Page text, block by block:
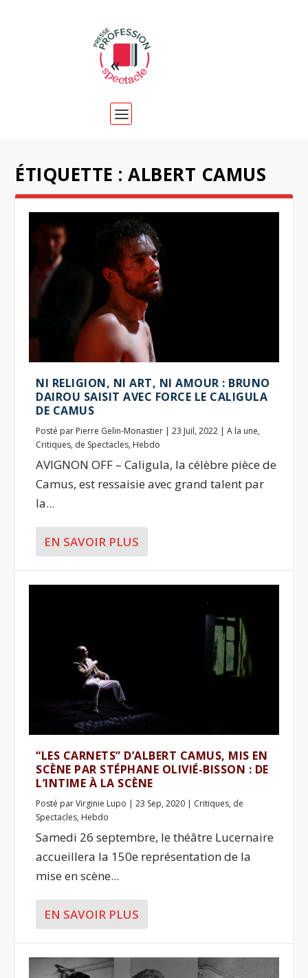
ÉTIQUETTE :ALBERT CAMUS
NI RELIGION, NI ART, NI AMOUR : BRUNO
DAIROU SAISIT AVEC FORCE LE CALIGULA
DE CAMUS
Posté par Pierre Gelin-Monastier |23 Juil, 2022 |A la une,
Critiques, de Spectacles, Hebdo
AVIGNON OFF – Caligula, la célèbre pièce de
Camus, est ressaisie avec grand talent par
la...
EN SAVOIR PLUS
“LES CARNETS” D’ALBERT CAMUS, MIS EN
SCÈNE PAR STÉPHANE OLIVIÉ-BISSON : DE
L’INTIME À LA SCÈNE
Posté parVirginie Lupo |23 Sep, 2020 | Critiques, de
Spectacles, Hebdo
Samedi 26 septembre, le théâtre Lucernaire
accueillera la 150e représentation de la
mise en scène...
EN SAVOIR PLUS